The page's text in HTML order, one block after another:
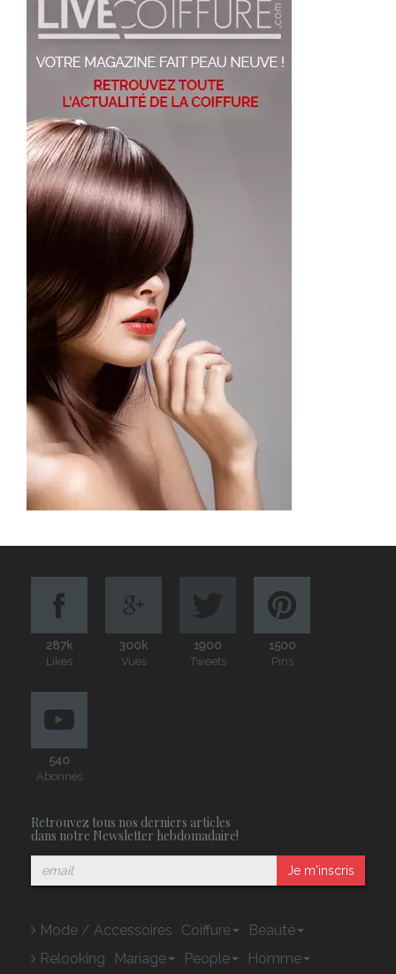
287k
Likes
300k
Vues
1900
Tweets
1500
Pins
540
Abonnés
Retrouvez tous nos derniers articles
dans notre Newsletter hebdomadaire!
Je m'inscris
Mode / Accessoires Coiffure
Beauté
Relooking
Mariage People Homme